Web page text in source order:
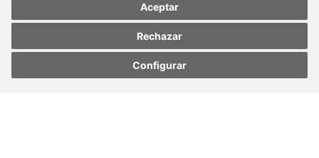
Aceptar
Rechazar
Configurar
preferences
preferences
Avda. Diagonal, 399 Planta 1
08008 Barcelona